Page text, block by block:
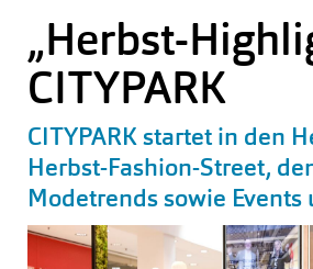
„Herbst-
CITYPARK
CITYPARK startet in den
Herbst-Fashion-Street,
Modetrends sowie